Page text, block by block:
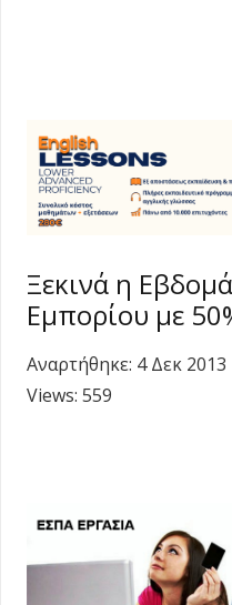
Ξεκινά η
Εμπορίου με
Αναρτήθηκε: 4 Δεκ 2013
Views: 559